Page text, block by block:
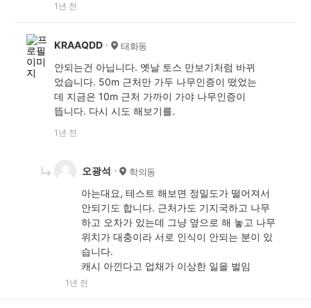
1년 전
KRAAQDD 태화동
안되는건 아닙니다. 옛날 토스 만보기처럼 바뀌
었습니다. 50m 근처만 가두 나무인증이 떴었는
데 지금은 10m 근처 가까이 가야 나무인증이
뜹니다. 다시 시도 해보기를.
1년 전
오광석 학의동
아는대요, 테스트 해보면 정밀도가 떨어져서
안되기도 합니다. 근처가도 기지국하고 나무
하고 오차가 있는데 그냥 옆으로 해 놓고 나무
위치가 대충이라 서로 인식이 안되는 분이 있
습니다.
캐시 아낀다고 업채가 이상한 일을 벌임
1년 전